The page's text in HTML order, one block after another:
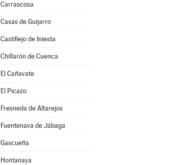
Carrascosa
Casas de Guijarro
Castillejo de Iniesta
Chillarón de Cuenca
El Cañavate
El Picazo
Fresneda de Altarejos
Fuentenava de Jábaga
Gascueña
Hontanaya